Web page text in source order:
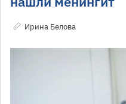
Ирина Белова